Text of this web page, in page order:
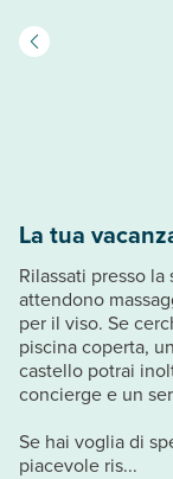
La tua
Rilassati presso
attendono
per il viso. Se
piscina coperta,
castello potrai
concierge e un
Se hai voglia di
piacevole ris...